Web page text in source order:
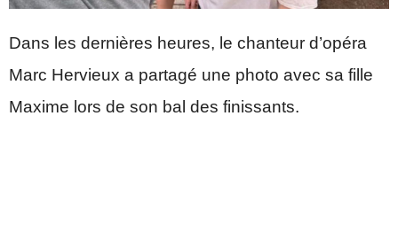
Dans les dernières heures, le chanteur d’opéra
Marc Hervieux a partagé une photo avec sa fille
Maxime lors de son bal des finissants.